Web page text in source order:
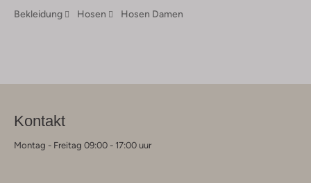
Bekleidung Hosen Hosen Damen
Kontakt
Montag - Freitag 09:00 - 17:00 uur